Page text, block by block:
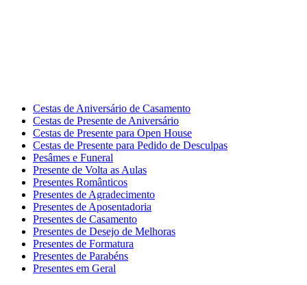
Cestas de Aniversário de Casamento
Cestas de Presente de Aniversário
Cestas de Presente para Open House
Cestas de Presente para Pedido de Desculpas
Pesâmes e Funeral
Presente de Volta as Aulas
Presentes Românticos
Presentes de Agradecimento
Presentes de Aposentadoria
Presentes de Casamento
Presentes de Desejo de Melhoras
Presentes de Formatura
Presentes de Parabéns
Presentes em Geral